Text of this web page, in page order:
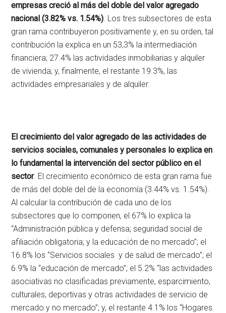
empresas creció al más del doble del valor agregado
nacional (3.82% vs. 1.54%) . Los tres subsectores de esta
gran rama contribuyeron positivamente y, en su orden, tal
contribución la explica en un 53,3% la intermediación
financiera; 27.4% las actividades inmobiliarias y alquiler
de vivienda; y, finalmente, el restante 19.3%, las
actividades empresariales y de alquiler.
El crecimiento del valor agregado de las actividades de
servicios sociales, comunales y personales lo explica en
lo fundamental la intervención del sector público en el
sector. El crecimiento económico de esta gran rama fue
de más del doble del de la economía (3.44% vs. 1.54%).
Al calcular la contribución de cada uno de los
subsectores que lo componen, el 67% lo explica la
“Administración pública y defensa; seguridad social de
afiliación obligatoria; y la educación de no mercado”; el
16.8% los “Servicios sociales y de salud de mercado”; el
6.9% la “educación de mercado”; el 5.2% “las actividades
asociativas no clasificadas previamente, esparcimiento,
culturales, deportivas y otras actividades de servicio de
mercado y no mercado”; y, el restante 4.1% los “Hogares